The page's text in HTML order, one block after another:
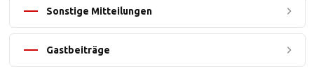
Sonstige Mitteilungen
Gastbeiträge